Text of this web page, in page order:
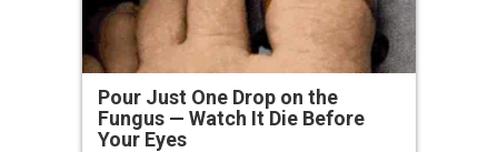
Pour Just One Drop on the
Fungus — Watch It Die Before
Your Eyes